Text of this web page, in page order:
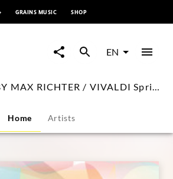
GRAINS MUSIC SHOP
EN
RECOMPOSED BY MAX RICHTER / VIVALDI Spring 1
Home Artists